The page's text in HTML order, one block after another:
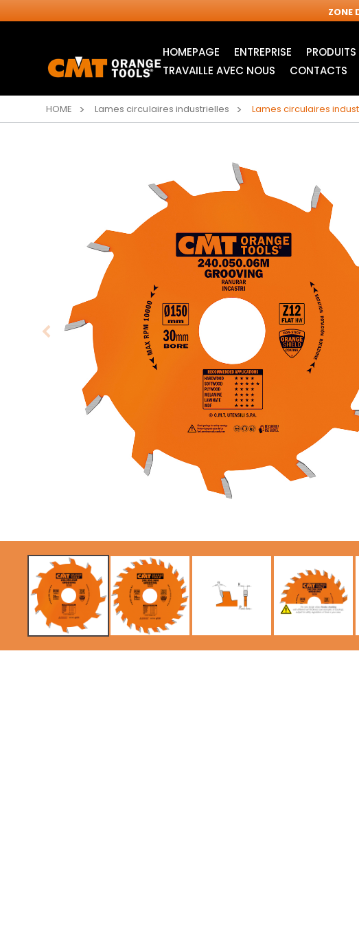
ZONE
HOMEPAGE ENTREPRISE PRODUITS
LAMES CIRCULAIRES
INDUSTRIELLES
LAMES CIRCULAIRES
CMT CONTRACTOR
LAMES POUR SCIE
SAUTEUSE
SABRES
TRAVAILLE AVEC NOUS
CONTACTS
HOME Lames circulaires industrielles Lames circulaires